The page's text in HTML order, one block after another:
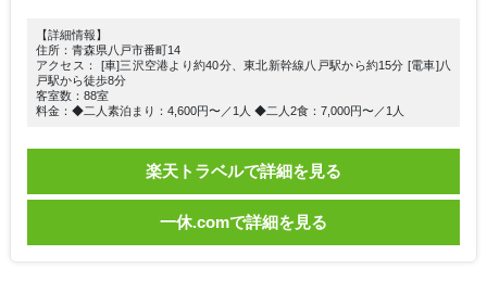
【詳細情報】
住所：青森県八戸市番町14
アクセス： [車]三沢空港より約40分、東北新幹線八戸駅から約15分 [電車]八
戸駅から徒歩8分
客室数：88室
料金：◆二人素泊まり：4,600円〜／1人 ◆二人2食：7,000円〜／1人
楽天トラベルで詳細を見る
一休.comで詳細を見る